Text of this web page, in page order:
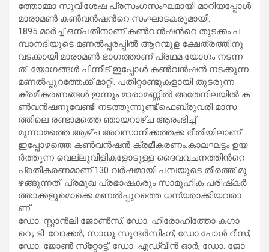
ത്തോ​മ്മാ സു​വി​ശേ​ഷ പ്ര​സം​ഗ​സം​ഘ​മാ​യി മാ​റി​യ​പ്പോ​ൾ
മാ​രാ​മ​ൺ ക​ൺ​വ​ൻ​ഷ​ന്‍റെ സം​ഘാ​ട​ക​രു​മാ​യി.
1895 മാ​ര്‍​ച്ച് ഒ​ന്പ​തി​നാ​ണ് ക​ൺ​വ​ൻ​ഷ​ന്‍റെ തു​ട​ക്കം.പ​
മ്പാ​ന​ദി​യു​ടെ മ​ണ​ല്‍​പ്പ​ര​പ്പി​ല്‍ ആ​റ​ന്മു​ള ക്ഷേ​ത്ര​ത്തി​നു
വ​ട​ക്കാ​യി മാ​രാ​മ​ണ്‍ ഭാ​ഗ​ത്താ​ണ് പ്ര​ഥ​മ യോ​ഗം ന​ട​ന്ന​
ത്. യോ​ഗ​ങ്ങ​ള്‍ പി​ന്നീ​ട് ഇ​പ്പോ​ള്‍ ക​ണ്‍​വ​ന്‍​ഷ​ന്‍ ന​ട​ക്കു​ന്ന
മ​ണ​ല്‍​പ്പു​റ​ത്തേ​ക്ക് മാ​റ്റി. പ​തി​റ്റാ​ണ്ടു​ക​ളാ​യി തു​ട​രു​ന്ന
ക്ര​മീ​ക​ര​ണ​ങ്ങ​ള്‍ ഇ​ന്നും മാ​രാ​മ​ണ്ണി​ല്‍ അ​തേ​നി​ല​യി​ല്‍ ക​
ണ്‍​വ​ന്‍​ഷ​നു​വേ​ണ്ടി ന​ട​ത്തു​ന്നു​ണ്ട്.ഫെ​ബ്രു​വ​രി മാ​സ​
ത്തി​ലെ ര​ണ്ടാ​മ​ത്തെ ഞാ​യ​റാ​ഴ്ച ആ​രം​ഭി​ച്ച്
മൂ​ന്നാ​മ​ത്തെ ആ​ഴ്ച അ​വ​സാ​നി​ക്ക​ത്ത​ക്ക രീ​തി​യി​ലാ​ണ്
ഇ​പ്പോ​ഴ​ത്തെ ക​ണ്‍​വ​ന്‍​ഷ​ന്‍ ക്ര​മീ​ക​ര​ണം.കാ​ല​ഘ​ട്ടം ഉ​യ​
ര്‍​ത്തു​ന്ന വെ​ല്ലു​വി​ളി​ക​ളോ​ടു​ള്ള ദൈ​വ​വ​ച​ന​ത്തി​ന്‍റെ
പ്ര​തി​ക​ര​ണ​മാ​ണ് 130 വ​ര്‍​ഷ​മാ​യി പ​മ്പ​യു​ടെ തീ​ര​ത്ത് മു​
ഴ​ങ്ങു​ന്ന​ത്. പ്ര​മു​ഖ പ്ര​ഭാ​ഷ​ക​രും സാ​മൂ​ഹി​ക പ​രി​ഷ്‌​ക​ര്‍​
ത്താ​ക്ക​ളു​മൊ​ക്കെ മ​ണ​ല്‍​പ്പു​റ​ത്തെ ധ​ന്യ​രാ​ക്കി​യ​വ​രാ​
ണ്.
ഡോ. ​സ്റ്റാ​ന്‍​ലി ജോ​ണ്‍​സ്, ഡോ. ​ഹി​രോ​ഹി​ത്തോ ക​ഗാ​
വെ, ടി. ​വോ​ക്ക​ർ, സാ​ധു സു​ന്ദ​ര്‍​സിം​ഗ്, ഡോ.​പോ​ള്‍ റീ​സ്,
ഡോ. ​ജോ​ണ്‍ സ്‌​റ്റോ​ട്ട്, ഡോ. ​എ​ഡ്വി​ന്‍ ഓ​ർ, ഡോ. ​ജോ​